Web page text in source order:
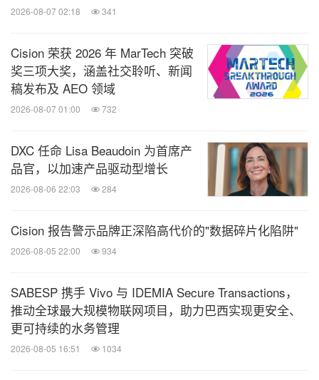
爱尔兰贸易与科技局（Enterprise Ireland）是爱尔兰
政府的贸易和创新机构，致力于将爱尔兰企业与出口
商进行匹配，以满足他们的具体挑战。爱尔兰贸科局
旨在推动爱尔兰与中国合作伙伴的创新，在爱尔兰的
高度优先市场实现共同增值。如果您想了解更多有关
息，敬请垂询，爱尔兰贸科局官方网站：https://irish
advantage.com/china-cn-2。
2026-08-07 02:18 341
Cision 荣获 2026 年 MarTech 突破
奖三项大奖，涵盖社交聆听、新闻
稿发布及 AEO 领域
2026-08-07 01:00 732
DXC 任命 Lisa Beaudoin 为首席产
品官，以加速产品驱动型增长
2026-08-06 22:03 284
Cision 报告警示品牌正深陷高代价的"数据碎片化陷阱"
2026-08-05 22:00 934
SABESP 携手 Vivo 与 IDEMIA Secure Transactions，
推动全球最大规模物联网项目，助力巴西实现更安全、
更可持续的水务管理
2026-08-05 16:51 1034